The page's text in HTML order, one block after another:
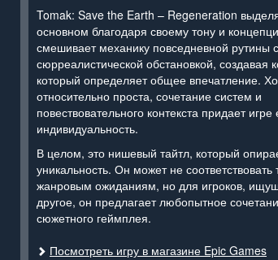
Tomak: Save the Earth – Regeneration
основном благодаря своему тону и
смешивает механику повседневной рутины с
сюрреалистической обстановкой, создавая
который определяет общее впечатление.
относительно проста, сочетание систем и
повествовательного контекста придает
индивидуальность.
В целом, это нишевый тайтл, который
уникальность. Он может не
жанровым ожиданиям, но для игроков,
другое, он предлагает любопытное
сюжетного геймплея.
Посмотреть игру в магазине Epic Games